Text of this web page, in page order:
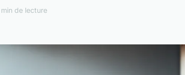
de lecture